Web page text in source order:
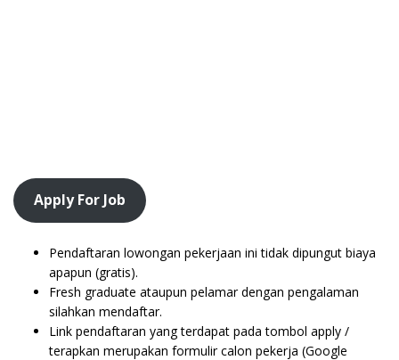
Apply For Job
Pendaftaran lowongan pekerjaan ini tidak dipungut biaya
apapun (gratis).
Fresh graduate ataupun pelamar dengan pengalaman
silahkan mendaftar.
Link pendaftaran yang terdapat pada tombol apply /
terapkan merupakan formulir calon pekerja (Google